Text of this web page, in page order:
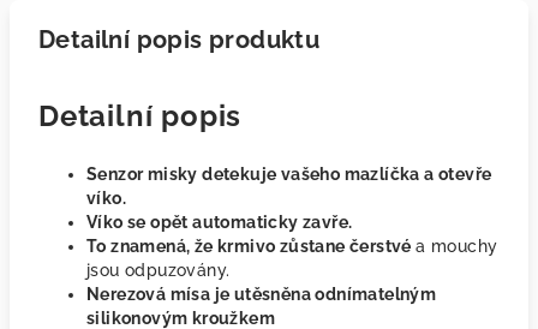
Detailní popis produktu
Detailní popis
Senzor misky detekuje vašeho mazlíčka a otevře
víko.
Víko se opět automaticky zavře.
To znamená, že krmivo zůstane čerstvéa mouchy
jsou odpuzovány.
Nerezová mísa je utěsněna odnímatelným
silikonovým kroužkem